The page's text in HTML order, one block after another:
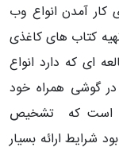
آمدن انواع وب
کتاب های کاغذی
ای که دارد انواع
گوشی همراه خود
است که تشخیص
شرایط ارائه بسیار